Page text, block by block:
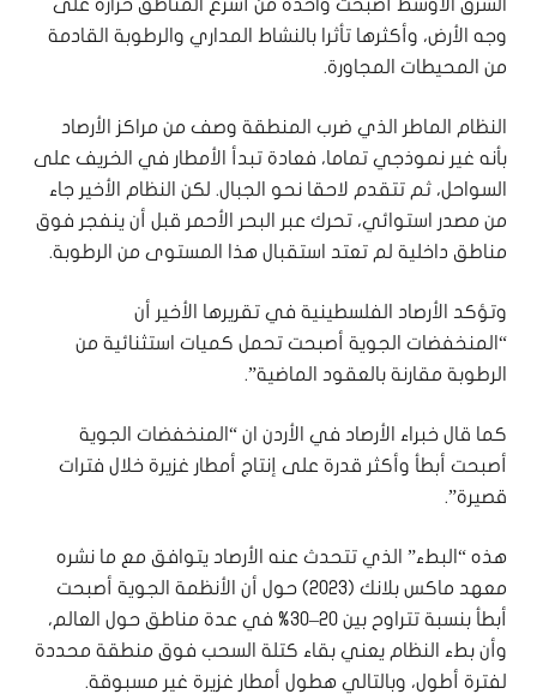
الشرق الأوسط أصبحت واحدة من أسرع المناطق حرارة على
وجه الأرض، وأكثرها تأثرا بالنشاط المداري والرطوبة القادمة
من المحيطات المجاورة.
النظام الماطر الذي ضرب المنطقة وصف من مراكز الأرصاد
بأنه غير نموذجي تماما، فعادة تبدأ الأمطار في الخريف على
السواحل، ثم تتقدم لاحقا نحو الجبال. لكن النظام الأخير جاء
من مصدر استوائي، تحرك عبر البحر الأحمر قبل أن ينفجر فوق
مناطق داخلية لم تعتد استقبال هذا المستوى من الرطوبة.
وتؤكد الأرصاد الفلسطينية في تقريرها الأخير أن
“المنخفضات الجوية أصبحت تحمل كميات استثنائية من
الرطوبة مقارنة بالعقود الماضية”.
كما قال خبراء الأرصاد في الأردن ان “المنخفضات الجوية
أصبحت أبطأ وأكثر قدرة على إنتاج أمطار غزيرة خلال فترات
قصيرة”.
هذه “البطء” الذي تتحدث عنه الأرصاد يتوافق مع ما نشره
معهد ماكس بلانك (2023) حول أن الأنظمة الجوية أصبحت
أبطأ بنسبة تتراوح بين 20–30% في عدة مناطق حول العالم،
وأن بطء النظام يعني بقاء كتلة السحب فوق منطقة محددة
لفترة أطول، وبالتالي هطول أمطار غزيرة غير مسبوقة.